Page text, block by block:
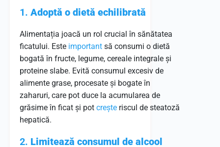
1. Adoptă o dietă echilibrată
Alimentația joacă un rol crucial în sănătatea
ficatului. Este important să consumi o dietă
bogată în fructe, legume, cereale integrale și
proteine slabe. Evită consumul excesiv de
alimente grase, procesate și bogate în
zaharuri, care pot duce la acumularea de
grăsime în ficat și pot crește riscul de steatoză
hepatică.
2. Limitează consumul de alcool